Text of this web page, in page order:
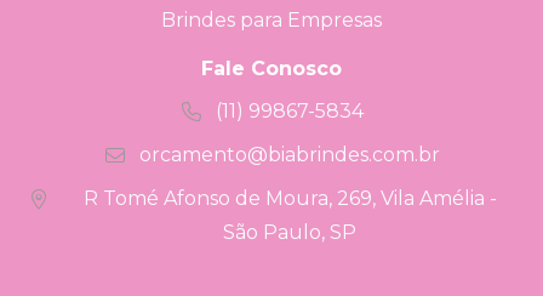
Brindes para Empresas
Fale Conosco
(11) 99867-5834
orcamento@biabrindes.com.br
R Tomé Afonso de Moura, 269, Vila Amélia -
São Paulo, SP